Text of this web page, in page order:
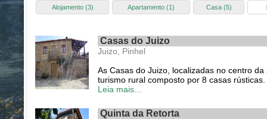
Alojamento (3) Apartamento (1) Casa (5)
Casas do Juizo
Juizo, Pinhel
As Casas do Juizo, localizadas no centro
turismo rural composto por 8 casas
Leia mais...
Quinta da Retorta